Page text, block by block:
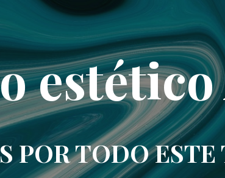
POR TODO